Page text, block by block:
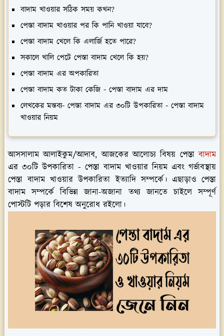
বাদাম খাওয়ার সঠিক সময় কখন?
পেস্তা বাদাম খাওয়ার পর কি পানি খাওয়া যাবে?
পেস্তা বাদাম খেলে কি এলার্জি হতে পারে?
সকালে খালি পেটে পেস্তা বাদাম খেলে কি হয়?
পেস্তা বাদাম এর অপকারিতা
পেস্তা বাদাম কত টাকা কেজি - পেস্তা বাদাম এর দাম
লেখকের মন্তব্য- পেস্তা বাদাম এর ৩০টি উপকারিতা - পেস্তা বাদাম
খাওয়ার নিয়ম
আসসালাম আলাইকুম/আদাব, আজকের আলোচ্য বিষয় পেস্তাবাদাম
এর ৩০টি উপকারিতা - পেস্তা বাদাম খাওয়ার নিয়ম এবং গর্ভাবস্থায়
পেস্তা বাদাম খাওয়ার উপকারিতা ইত্যাদি সম্পর্কে। এছাড়াও পেস্তা
বাদাম সম্পর্কে বিভিন্ন জানা-অজানা তথ্য জানতে চাইলে সম্পূর্ণ
পোস্টটি পড়ার বিশেষ অনুরোধ রইলো।